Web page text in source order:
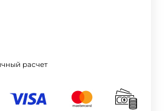
расчет